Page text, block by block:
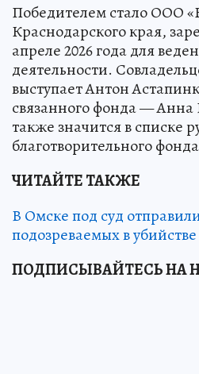
Победителем стало ООО
Краснодарского края,
апреле 2026 года для
деятельности.
выступает Антон
связанного фонда — Анна
также значится в списке
благотворительного
ЧИТАЙТЕ ТАКЖЕ
В Омске под суд
подозреваемых в
ПОДПИСЫВАЙТЕСЬ НА